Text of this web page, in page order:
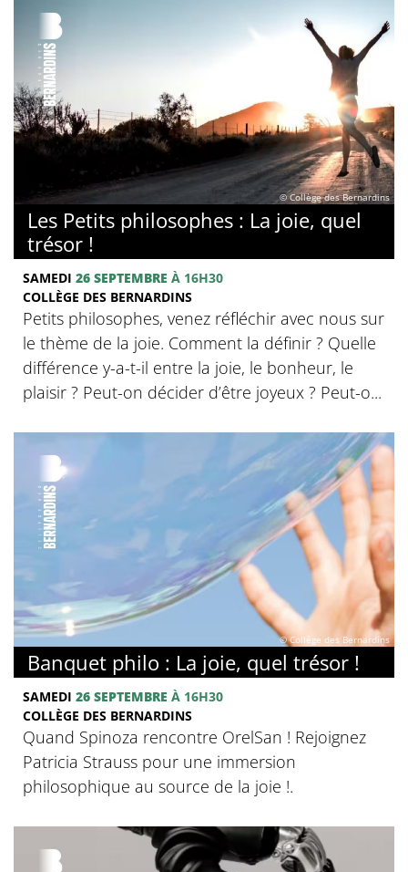
© Collège des Bernardins
Les Petits philosophes : La joie, quel
trésor !
SAMEDI 26 SEPTEMBRE À 16H30
COLLÈGE DES BERNARDINS
Petits philosophes, venez réfléchir avec nous sur
le thème de la joie. Comment la définir ? Quelle
différence y-a-t-il entre la joie, le bonheur, le
plaisir ? Peut-on décider d’être joyeux ? Peut-o...
© Collège des Bernardins
Banquet philo : La joie, quel trésor !
SAMEDI 26 SEPTEMBRE À 16H30
COLLÈGE DES BERNARDINS
Quand Spinoza rencontre OrelSan ! Rejoignez
Patricia Strauss pour une immersion
philosophique au source de la joie !.